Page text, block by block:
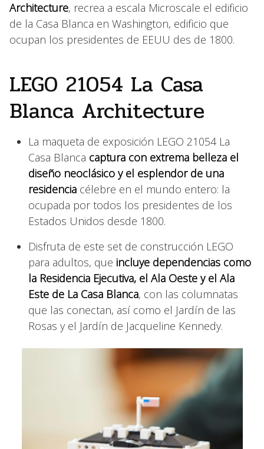
Architecture, recrea a escala Microscale el edificio
de la Casa Blanca en Washington, edificio que
ocupan los presidentes de EEUU des de 1800.
LEGO 21054 La Casa
Blanca Architecture
La maqueta de exposición LEGO 21054 La
Casa Blanca captura con extrema belleza el
diseño neoclásico y el esplendor de una
residencia célebre en el mundo entero: la
ocupada por todos los presidentes de los
Estados Unidos desde 1800.
Disfruta de este set de construcción LEGO
para adultos, que incluye dependencias como
la Residencia Ejecutiva, el Ala Oeste y el Ala
Este de La Casa Blanca, con las columnatas
que las conectan, así como el Jardín de las
Rosas y el Jardín de Jacqueline Kennedy.